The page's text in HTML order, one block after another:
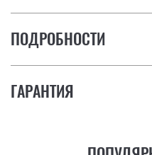
ПОДРОБНОСТИ
ГАРАНТИЯ